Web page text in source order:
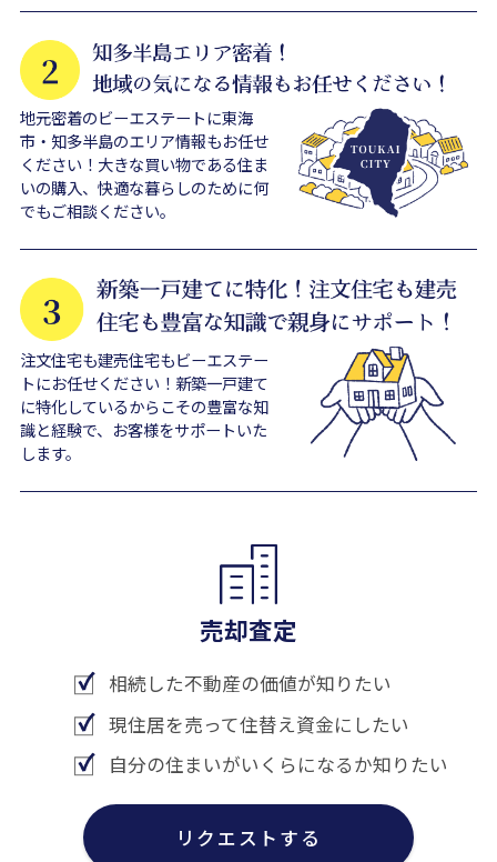
地元密着のビーエステートに東海
市・知多半島のエリア情報もお任せ
ください！大きな買い物である住ま
いの購入、快適な暮らしのために何
でもご相談ください。
注文住宅も建売住宅もビーエステー
トにお任せください！新築一戸建て
に特化しているからこその豊富な知
識と経験で、お客様をサポートいた
します。
売却査定
相続した不動産の価値が知りたい
現住居を売って住替え資金にしたい
自分の住まいがいくらになるか知りたい
リクエストする